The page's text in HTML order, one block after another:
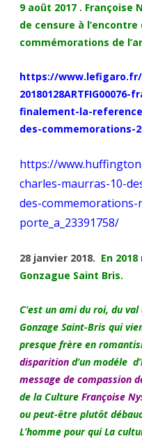
ses
ministres
la
Culture
9 août 2017 . Françoise
de censure à
commémorations de
https://www.lefigaro.fr/
finalement-la-
des-commemorations-
https://
charles-maurras-10-
des-
porte_a_23391758/
28 janvier 2018. En
Gonzague Saint Bris.
C’est un ami du roi, du
Gonzage Saint-Bris qui
presque frère en
disparition d’un modéle
message de compassion
de la Culture Françoise
ou peut-être plutôt
L’homme pour qui La